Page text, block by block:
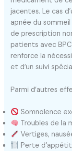
jacentes. Le cas
apnée du
de prescription
patients avec
renforce la
et d’un suivi
Parmi d’autres
Somnolence
Troubles de la
Vertiges,
Perte